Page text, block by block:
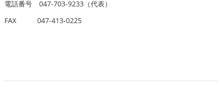
電話番号 047-703-9233（代表）
FAX 047-413-0225